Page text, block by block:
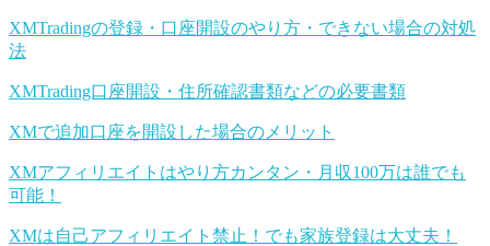
XMTradingの登録・口座開設のやり方・できない場合の対処
法
XMTrading口座開設・住所確認書類などの必要書類
XMで追加口座を開設した場合のメリット
XMアフィリエイトはやり方カンタン・月収100万は誰でも
可能！
XMは自己アフィリエイト禁止！でも家族登録は大丈夫！